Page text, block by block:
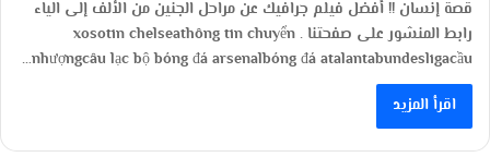
قصة إنسان !! أفضل فيلم جرافيك عن مراحل الجنين من الألف إلى الياء
رابط المنشور على صفحتنا . xosotin chelseathông tin chuyển
nhượngcâu lạc bộ bóng đá arsenalbóng đá atalantabundesligacầu…
اقرأ المزيد